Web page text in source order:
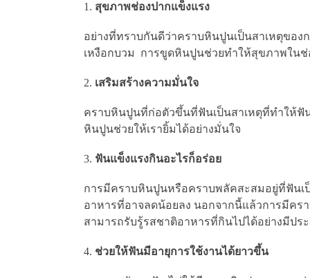
สุขภาพช่องปากแข็งแรง
อย่างที่ทราบกันดีว่าคราบหินปูนเป็นสาเหตุของก
เหงือกบวม การขูดหินปูนช่วยทำให้สุขภาพในช่
เสริมสร้างความมั่นใจ
คราบหินปูนที่ก่อตัวขึ้นที่ฟันเป็นสาเหตุที่ทำให้ฟั
หินปูนช่วยให้เรายิ้มได้อย่างมั่นใจ
ฟันแข็งแรงกินอะไรก็อร่อย
การมีคราบหินปูนหรือคราบพลัคสะสมอยู่ที่ฟันเ
อาหารที่อาจลดน้อยลง นอกจากนี้แล้วการมีค
สามารถรับรู้รสชาติอาหารที่กินไปได้อย่างมีปร
ช่วยให้ฟันมีอายุการใช้งานได้ยาวขึ้น